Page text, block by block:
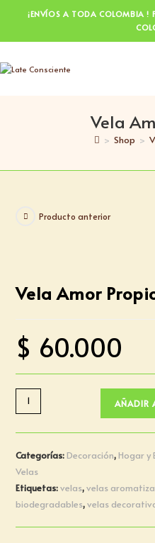
¡ENVÍOS A TODA COLOMBIA !
Vela
> Shop >
Producto anterior
Vela Amor
$ 60.000
AÑADIR
Categorías:Decoración,Hogar y
Velas
Etiquetas:velas,velas
biodegradables,velas